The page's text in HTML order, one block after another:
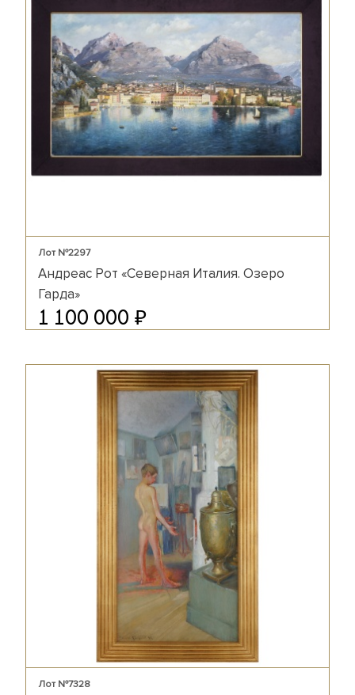
Лот №2297
Андреас Рот «Северная Италия. Озеро
Гарда»
1 100 000 ₽
Лот №7328